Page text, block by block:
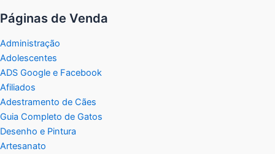
Páginas de Venda
Administração
Adolescentes
ADS Google e Facebook
Afiliados
Adestramento de Cães
Guia Completo de Gatos
Desenho e Pintura
Artesanato